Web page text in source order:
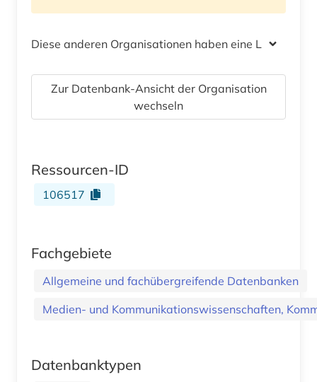
Diese anderen Organisationen haben eine Lizenz
Zur Datenbank-Ansicht der Organisation
wechseln
Ressourcen-ID
106517
Fachgebiete
Allgemeine und fachübergreifende Datenbanken
Medien- und Kommunikationswissenschaften,
Datenbanktypen